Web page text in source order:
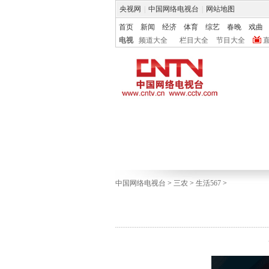
央视网 中国网络电视台 网站地图
首页 新闻 经济 体育 综艺 春晚
戏曲
电视
频道大全 栏目大全 节目大全
中国网络电视台 > 三农 > 生活567 >